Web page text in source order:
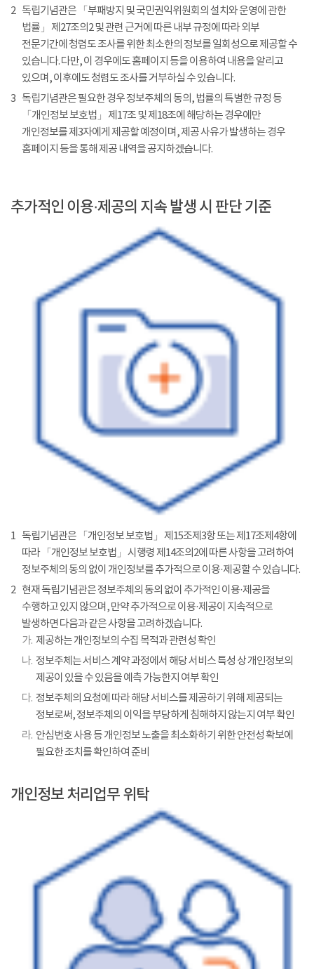
2 독립기념관은 「부패방지 및 국민권익위원회의 설치와 운영에 관한
법률」 제27조의2 및 관련 근거에 따른 내부 규정에 따라 외부
전문기간에 청렴도 조사를 위한 최소한의 정보를 일회성으로 제공할 수
있습니다. 다만, 이 경우에도 홈페이지 등을 이용하여 내용을 알리고
있으며, 이후에도 청렴도 조사를 거부하실 수 있습니다.
3 독립기념관은 필요한 경우 정보주체의 동의, 법률의 특별한 규정 등
「개인정보 보호법」 제17조 및 제18조에 해당하는 경우에만
개인정보를 제3자에게 제공할 예정이며, 제공 사유가 발생하는 경우
홈페이지 등을 통해 제공 내역을 공지하겠습니다.
추가적인 이용·제공의 지속 발생 시 판단 기준
1 독립기념관은 「개인정보 보호법」 제15조제3항 또는 제17조제4항에
따라 「개인정보 보호법」 시행령 제14조의2에 따른 사항을 고려하여
정보주체의 동의 없이 개인정보를 추가적으로 이용·제공할 수 있습니다.
2 현재 독립기념관은 정보주체의 동의 없이 추가적인 이용·제공을
수행하고 있지 않으며, 만약 추가적으로 이용·제공이 지속적으로
발생하면 다음과 같은 사항을 고려하겠습니다.
가. 제공하는 개인정보의 수집 목적과 관련성 확인
나. 정보주체는 서비스 계약 과정에서 해당 서비스 특성 상 개인정보의
제공이 있을 수 있음을 예측 가능한지 여부 확인
다. 정보주체의 요청에 따라 해당 서비스를 제공하기 위해 제공되는
정보로써, 정보주체의 이익을 부당하게 침해하지 않는지 여부 확인
라. 안심번호 사용 등 개인정보 노출을 최소화하기 위한 안전성 확보에
필요한 조치를 확인하여 준비
개인정보 처리업무 위탁